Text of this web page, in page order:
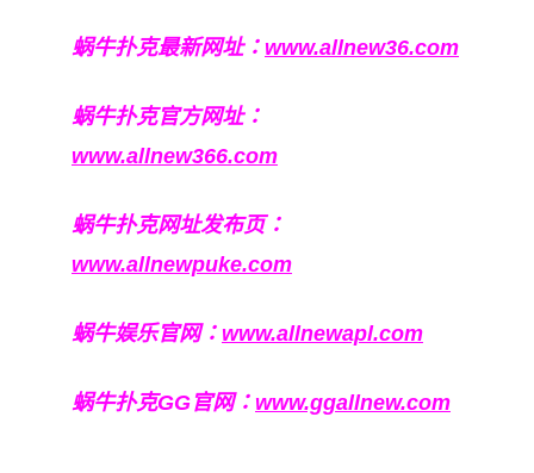
蜗牛扑克最新网址： www.allnew36.com
蜗牛扑克官方网址：
www.allnew366.com
蜗牛扑克网址发布页：
www.allnewpuke.com
蜗牛娱乐官网： www.allnewapl.com
蜗牛扑克GG官网： www.ggallnew.com